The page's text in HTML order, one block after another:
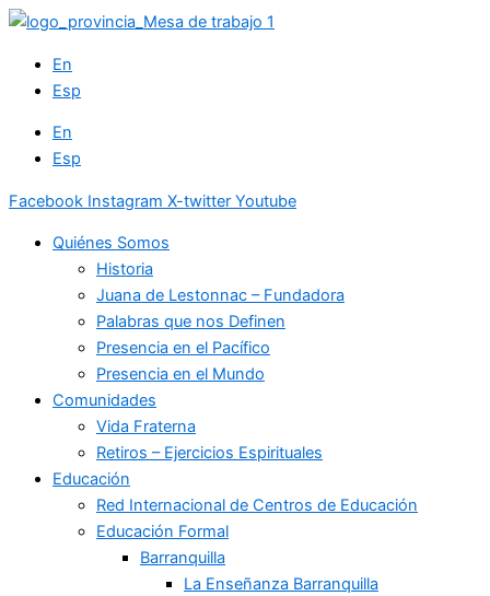
Ir
contenido
En
Esp
En
Esp
Facebook Instagram X-twitter Youtube
Quiénes Somos
Historia
Juana de Lestonnac – Fundadora
Palabras que nos Definen
Presencia en el Pacífico
Presencia en el Mundo
Comunidades
Vida Fraterna
Retiros – Ejercicios Espirituales
Educación
Red Internacional de Centros de Educación
Educación Formal
Barranquilla
La Enseñanza Barranquilla